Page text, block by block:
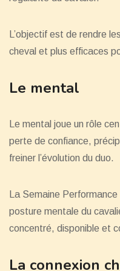
L’objectif est de rendre
cheval et plus efficaces
Le mental
Le mental joue un rôle
perte de confiance,
freiner l’évolution du duo.
La Semaine
posture mentale du
concentré, disponible et
La connexion